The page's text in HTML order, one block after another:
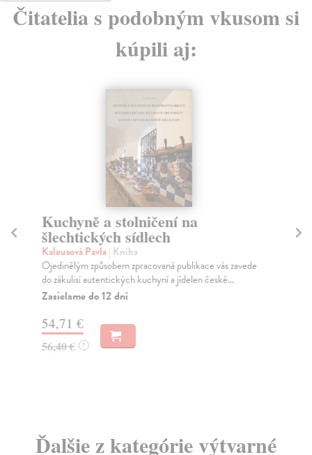
Čitatelia s podobným vkusom si
kúpili aj:
Kuchyně a stolničení na
šlechtických sídlech
Kalousová Pavla| Kniha
Ojedinělým způsobem zpracovaná publikace vás zavede
do zákulisí autentických kuchyní a jídelen české...
Zasielame do 12 dní
54,71 €
56,40 € ?
/
Ďalšie z kategórie výtvarné